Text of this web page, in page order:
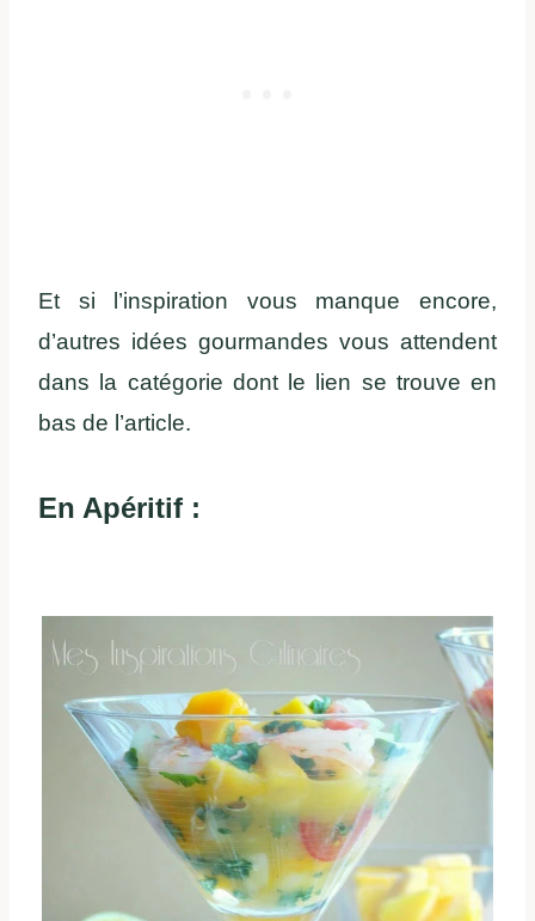
Et si l’inspiration vous manque encore,
d’autres idées gourmandes vous attendent
dans la catégorie dont le lien se trouve en
bas de l’article.
En Apéritif :